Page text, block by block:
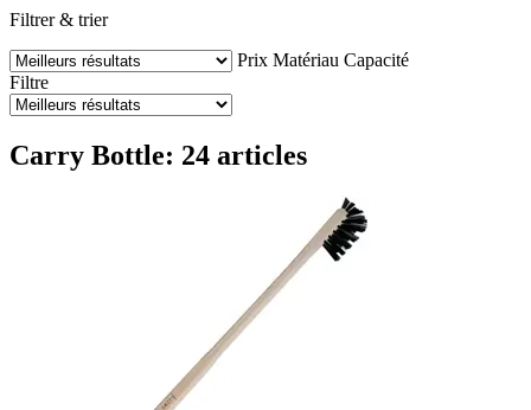
Filtrer & trier
Prix Matériau Capacité
Filtre
Carry Bottle: 24 articles